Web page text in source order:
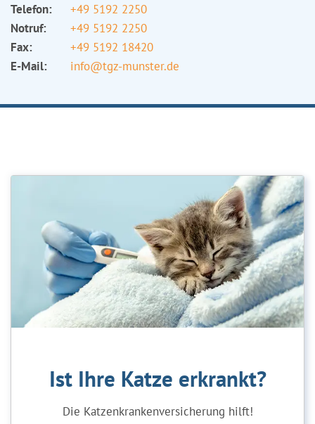
Telefon:
+49 5192 2250
Notruf:
+49 5192 2250
Fax:
+49 5192 18420
E-Mail:
info@tgz-munster.de
Ist Ihre Katze erkrankt?
Die Katzenkrankenversicherung hilft!